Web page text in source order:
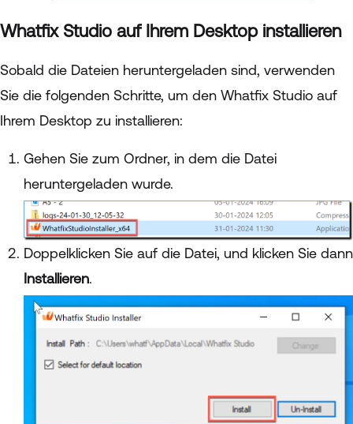
Whatfix Studio auf Ihrem Desktop installieren
Sobald die Dateien heruntergeladen sind, verwenden
Sie die folgenden Schritte, um den Whatfix Studio auf
Ihrem Desktop zu installieren:
Gehen Sie zum Ordner, in dem die Datei
heruntergeladen wurde.
Doppelklicken Sie auf die Datei, und klicken Sie dann
Installieren.